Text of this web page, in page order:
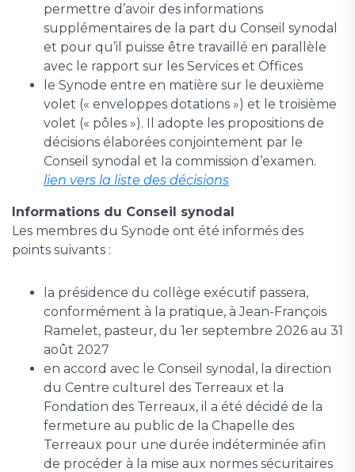
permettre d’avoir des informations
supplémentaires de la part du Conseil synodal
et pour qu’il puisse être travaillé en parallèle
avec le rapport sur les Services et Offices
le Synode entre en matière sur le deuxième
volet (« enveloppes dotations ») et le troisième
volet (« pôles »). Il adopte les propositions de
décisions élaborées conjointement par le
Conseil synodal et la commission d’examen.
lien vers la liste des décisions
Informations du Conseil synodal
Les membres du Synode ont été informés des
points suivants :
la présidence du collège exécutif passera,
conformément à la pratique, à Jean-François
Ramelet, pasteur, du 1er septembre 2026 au 31
août 2027
en accord avec le Conseil synodal, la direction
du Centre culturel des Terreaux et la
Fondation des Terreaux, il a été décidé de la
fermeture au public de la Chapelle des
Terreaux pour une durée indéterminée afin
de procéder à la mise aux normes sécuritaires